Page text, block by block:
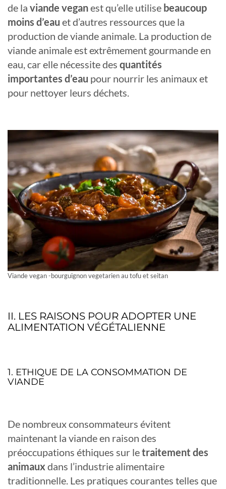
de la viande veganest qu’elle utilise beaucoup
moins d’eau et d’autres ressources que la
production de viande animale. La production de
viande animale est extrêmement gourmande en
eau, car elle nécessite des quantités
importantes d’eau pour nourrir les animaux et
pour nettoyer leurs déchets.
Viande vegan -bourguignon vegetarien au tofu et seitan
II. LES RAISONS POUR ADOPTER UNE
ALIMENTATION VÉGÉTALIENNE
1. ETHIQUE DE LA CONSOMMATION DE
VIANDE
De nombreux consommateurs évitent
maintenant la viande en raison des
préoccupations éthiques sur letraitement des
animaux dans l’industrie alimentaire
traditionnelle. Les pratiques courantes telles que